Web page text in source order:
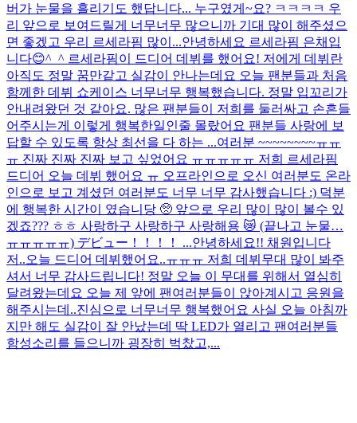
버가 눈물을 흘리기도 했답니다... 누구였게~요? ㅋㅋㅋㅋ 우
리 앞으로 보여드릴게 너무너무 많으니까 기대 많이 해주셨으
면 좋겠고 우리 르세라핌 많이...안녕하세요 르세라핌 은채입
니다😊^_^ 르세라핌이 드디어 데뷔를 했어요! 저에게 데뷔란
아직도 정말 꿈만같고 실감이 안나는데요 오늘 팬분들과 처음
함께한 데뷔 쇼케이스 너무너무 행복했습니다. 정말 입꼬리가
안내려왔던 것 같아요. 많은 팬분들이 저희를 둘러싸고 손흔들
어주시는게 이렇게 행복한일인줄 몰랐어요 팬분들 사랑에 보
답할 수 있도록 항상 최선을 다 하는 ...여러분 ~~~~~~~~ㅠㅠ
ㅠ 진짜 진짜 진짜 보고 싶었어요 ㅠㅠㅠㅠㅠ 저희 르세라핌
드디어 오늘 데뷔 했어요 ㅠ 오프라인으로 오신 여러분도 온라
인으로 보고 계셨던 여러분도 너무 너무 감사했습니다 :) 덕분
에 행복한 시간이 였습니당 🥺 앞으로 우리 많이 많이 볼수 있
겠죠??? ㅎㅎ 사랑하구 사랑하구 사랑해용 😿 (끝나고 눈물…
ㅠㅠㅠㅠㅠ) デビュー！！！！ ...안녕하세요!! 채원입니다
저..오늘 드디어 데뷔했어요..ㅠㅠㅠ 저희 데뷔무대 많이 봐주
셔서 너무 감사드립니다! 정말 오늘 이 무대를 위해서 열심히
달려왔는데요 오늘 제 앞에 팬여러분들이 앉아계시고 응원을
해주시는데..진심으로 너무너무 행복했어요 사실 오늘 아침까
지만 해도 실감이 잘 안났는데 딱 LED가 열리고 팬여러분들
함성소리를 들으니까 굉장히 벅찼고,...